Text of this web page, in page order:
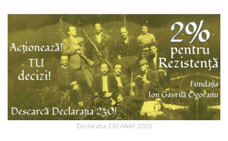
Declaratia 230 ANAF 2020